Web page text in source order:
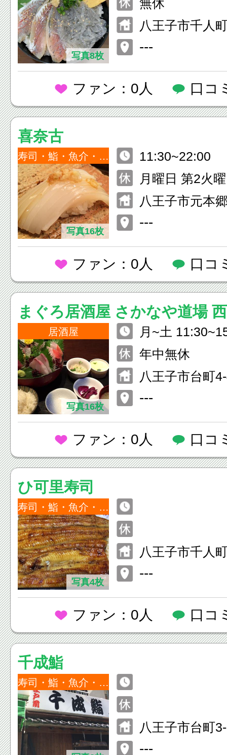
写真8枚
無休
八王子市千人
---
ファン：0人 口コ
喜奈古
寿司・鮨・魚介・海鮮
写真16枚
11:30~22:00
月曜日 第2火
八王子市元本
---
ファン：0人 口コ
まぐろ居酒屋 さかなや道場
居酒屋
写真16枚
月~土
30） 月~日 16:00~翌3:00
年中無休
八王子市台町
---
ファン：0人 口コ
ひ可里寿司
寿司・鮨・魚介・海鮮
写真4枚
八王子市千人
---
ファン：0人 口コ
千成鮨
寿司・鮨・魚介・海鮮
八王子市台町
---